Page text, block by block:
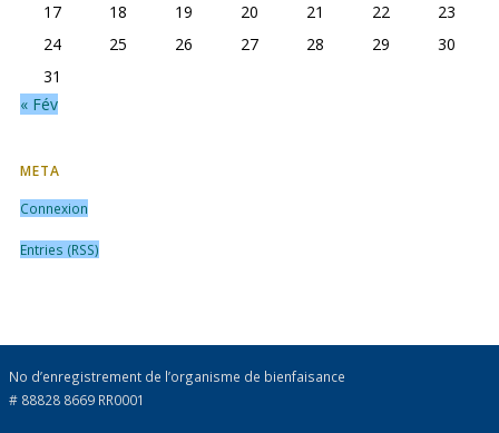
17
18 19 20 21 22
23
24
25 26 27 28 29
30
31
« Fév
META
Connexion
Entries (RSS)
No d’enregistrement de l’organisme de bienfaisance
# 88828 8669 RR0001